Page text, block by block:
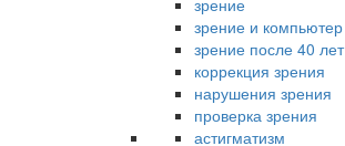
зрение
зрение и компьютер
зрение после 40 лет
коррекция зрения
нарушения зрения
проверка зрения
астигматизм